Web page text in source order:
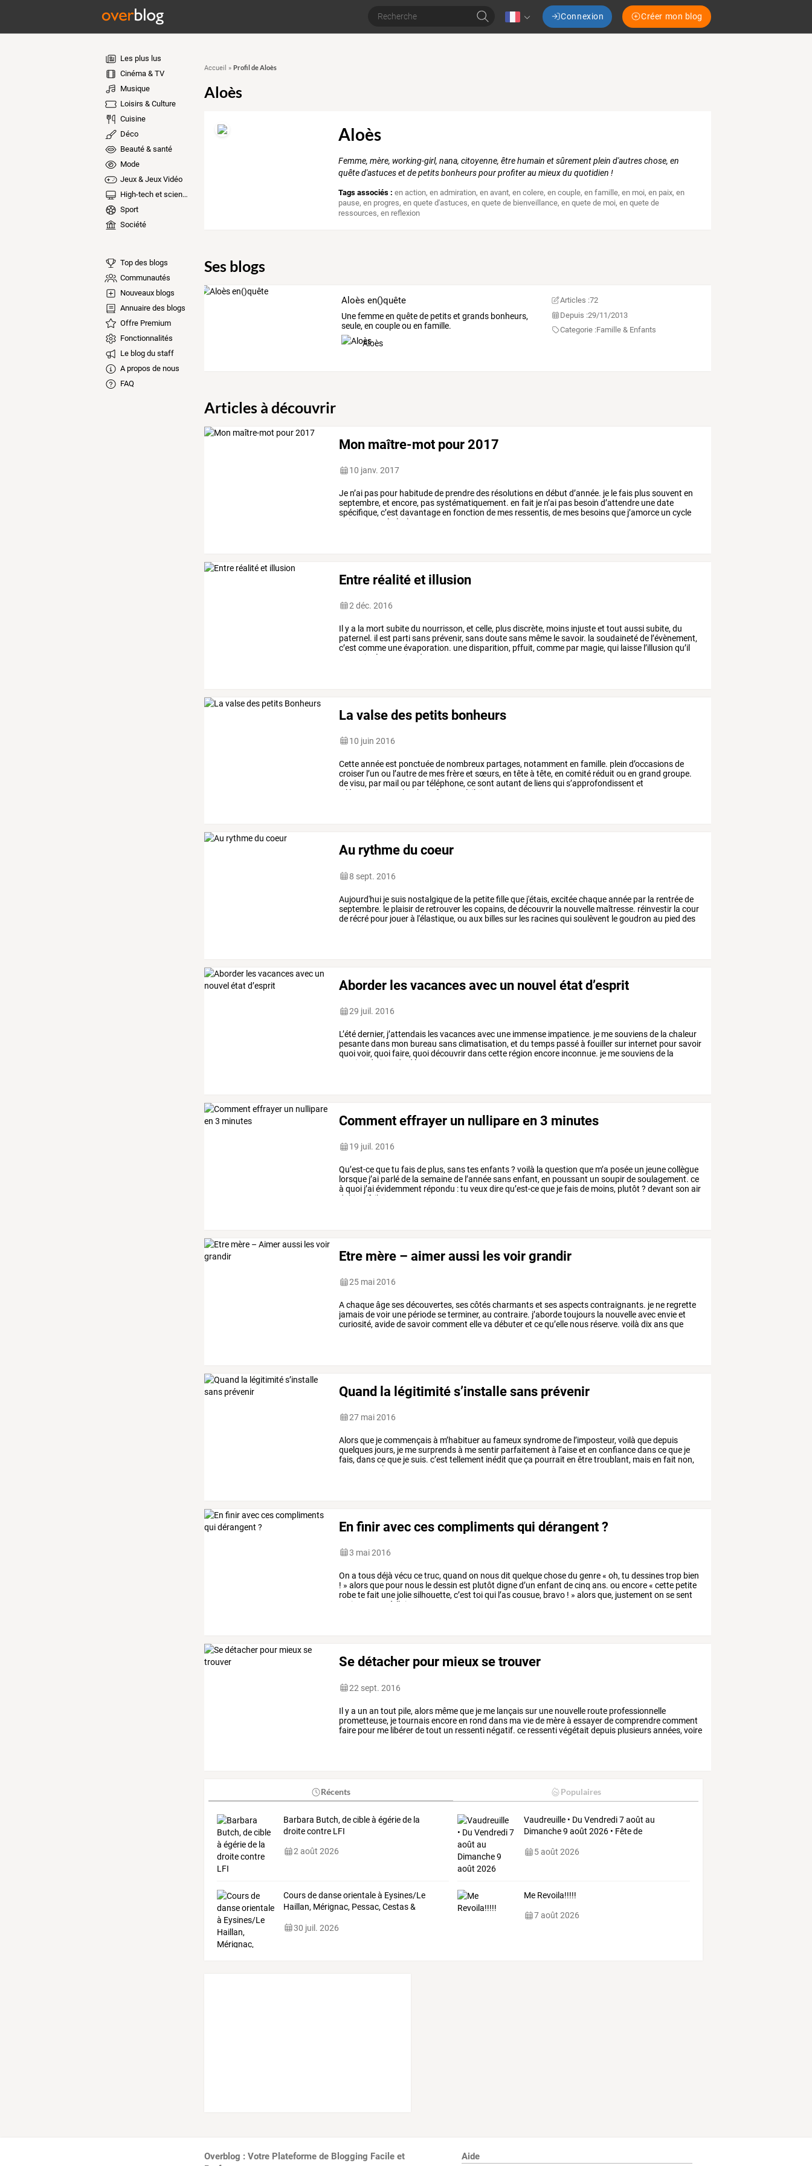
Connexion Créer mon blog
Les plus lus
Cinéma & TV
Musique
Loisirs & Culture
Cuisine
Déco
Beauté & santé
Mode
Jeux & Jeux Vidéo
High-tech et sciences
Sport
Société
Top des blogs
Communautés
Nouveaux blogs
Annuaire des blogs
Offre Premium
Fonctionnalités
Le blog du staff
A propos de nous
FAQ
Accueil » Profil de Aloès
Aloès
Aloès
Femme, mère, working-girl, nana, citoyenne, être humain et sûrement plein d'autres chose, en
quête d'astuces et de petits bonheurs pour profiter au mieux du quotidien !
Tags associés : en action,en admiration,en avant,en colere,en couple,en famille,en moi,en paix,en
pause,en progres,en quete d'astuces,en quete de bienveillance,en quete de moi,en quete de
ressources,en reflexion
Ses blogs
Aloès en()quête
Une femme en quête de petits et grands bonheurs,
seule, en couple ou en famille.
Aloès
Articles :72
Depuis :29/11/2013
Categorie :Famille & Enfants
Articles à découvrir
Mon maître-mot pour 2017
10 janv. 2017
Je n’ai pas pour habitudede prendredes résolutionsen début d’année. je lefais plussouvent en
septembre, et encore, passystématiquement. en fait je n’ai pas besoin d’attendre unedate
spécifique, c’est davantageen fonction de mes ressentis, de mes besoinsque j’amorce un cycle
qui
généralement
Entre réalité et illusion
2 déc. 2016
Il ya la mort subitedu nourrisson, et celle, plusdiscrète, moins injusteet tout aussisubite, du
paternel. il est partisans prévenir, sansdoutesans même lesavoir. la soudainetéde l’évènement,
c’est comme uneévaporation. unedisparition, pffuit, comme par magie, qui laisse l’illusion qu’il
pourrait
réapparaitre à
La valse des petits bonheurs
10 juin 2016
Cetteannéeest ponctuéede nombreux partages, notamment en famille. plein d’occasionsde
croiser l’un ou l’autrede mesfrèreet sœurs, en têteà tête, en comité réduit ou en grand groupe.
devisu, par mail ou partéléphone, cesont autant de liensquis’approfondissent et
m’épanouissent.
bonheur fraternel. j’ai
Au rythme du coeur
8 sept. 2016
Aujourd'hui jesuis nostalgiquede la petitefilleque j'étais, excitéechaqueannée par la rentréede
septembre. le plaisirde retrouver lescopains, dedécouvrir la nouvelle maîtresse. réinvestir la cour
de récré pour jouerà l'élastique, ou aux billessur les racinesquisoulèvent legoudron au pied des
Aborder les vacances avec un nouvel état d’esprit
29 juil. 2016
L’étédernier, j’attendais lesvacancesavec une immense impatience. je mesouviensde la chaleur
pesantedans mon bureau sansclimatisation,et du temps passéà fouillersur internet poursavoir
quoivoir,quoifaire,quoidécouvrirdanscette région encore inconnue. je mesouviensde la
tension
du jour du départ,
Comment effrayer un nullipare en 3 minutes
19 juil. 2016
Qu’est-cequetu faisde plus,sanstesenfants? voilà la question que m’a posée un jeunecollègue
lorsque j’ai parléde la semainede l’annéesansenfant,en poussant un soupirdesoulagement. ce
à quoi j’aiévidemment répondu :tu veuxdirequ’est-ceque jefaisde moins, plutôt ? devant son air
dubitatif, j’ai
Etre mère – aimer aussi les voir grandir
25 mai 2016
Achaqueâgesesdécouvertes, sescôtéscharmantset sesaspectscontraignants. je ne regrette
jamaisdevoir une périodeseterminer, au contraire. j’abordetoujours la nouvelleavecenvieet
curiosité, avidedesavoircomment elleva débuteret cequ’elle nous réserve. voilà dixansque
Quand la légitimité s’installe sans prévenir
27 mai 2016
Alorsque jecommençaisà m’habituerau fameuxsyndromede l’imposteur, voilà quedepuis
quelques jours, je mesurprendsà mesentir parfaitement à l’aiseet en confiancedansceque je
fais, dansceque jesuis. c’est tellement inédit queça pourrait en êtretroublant, maisen fait non,
c’est
En finir avec ces compliments qui dérangent ?
3 mai 2016
On a tousdéjà vécu cetruc, quand on nousdit quelquechosedu genre« oh, tu dessinestrop bien
! » alorsque pour nous ledessin est plutôt digned’un enfant decinq ans. ou encore« cette petite
robetefait une joliesilhouette, c’est toiqui l’ascousue, bravo ! » alorsque, justement on sesent
vraiment
à l’aise
Se détacher pour mieux se trouver
22 sept. 2016
Ilya un an tout pile, alors mêmeque je me lançaissur une nouvelle route professionnelle
prometteuse, jetournaisencoreen rond dans ma viede mèreà essayerdecomprendrecomment
faire pour me libérerdetout un ressenti négatif. ce ressentivégétait depuis plusieursannées, voire
Récents Populaires
Barbara Butch, de cible à égérie de la
droite contre LFI
2 août 2026
Vaudreuille • Du Vendredi 7 août au
Dimanche 9 août 2026 • Fête de
5 août 2026
Cours de danse orientale à Eysines/Le
Haillan, Mérignac, Pessac, Cestas &
30 juil. 2026
Me Revoila!!!!!
7 août 2026
Overblog : Votre Plateforme de Blogging Facile et
Aide